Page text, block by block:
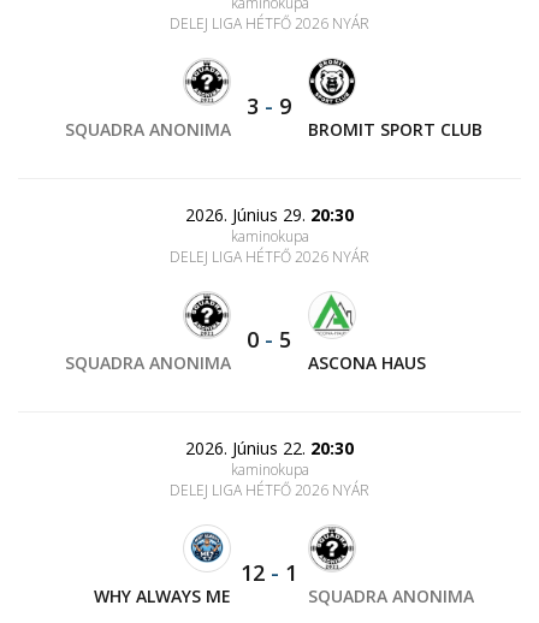
DELEJ LIGA HÉTFŐ 2026 NYÁR
SQUADRA ANONIMA
3 - 9
BROMIT SPORT CLUB
2026. Június 29. 20:30
kaminokupa
DELEJ LIGA HÉTFŐ 2026 NYÁR
SQUADRA ANONIMA
0 - 5
ASCONA HAUS
2026. Június 22. 20:30
kaminokupa
DELEJ LIGA HÉTFŐ 2026 NYÁR
WHY ALWAYS ME
12 - 1
SQUADRA ANONIMA